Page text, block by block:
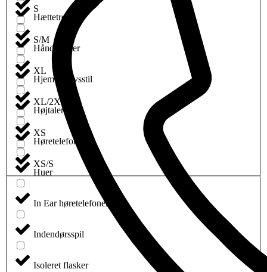
Hættetrøjer
Håndklæder
Hjem og livsstil
Højtalere
Høretelefoner
Huer
In Ear høretelefoner
Indendørsspil
Isoleret flasker
S
S/M
XL
XL/2XL
XS
XS/S